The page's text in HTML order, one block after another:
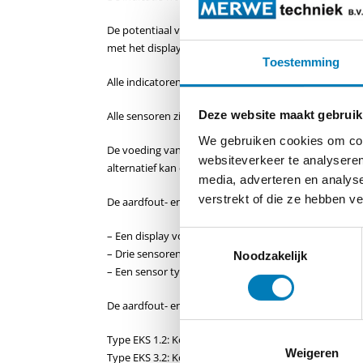
Toestemming
Deze website maakt
We gebruiken cookies om
websiteverkeer te
media, adverteren en
verstrekt of die ze hebben
Toestemmingsselectie
Noodzakelijk
Weigeren
De potentiaal vrije verbinding tussen de
met het display wordt uitgevoerd met kabel.
Alle indicatoren moet gemonteerd worden op
Alle sensoren zijn deelbaar en kunnen eenvoudig op
De voeding van het display wordt verzorgd door
alternatief kan een storings-onafhankelijke
De aardfout- en kortsluitindicator type EKS bestaat
– Een display voor het weergeven van kortsluit- en
– Drie sensoren type SK om kortsluitingen te
– Een sensor type SE om aardfouten te detecteren
De aardfout- en kortsluitindicator type EKS is
Type EKS 1.2: Kortsluit indicatie met één algemene
Type EKS 3.2: Kortsluit indicatie met één LED per fase.